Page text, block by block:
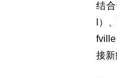
结
l）
接新